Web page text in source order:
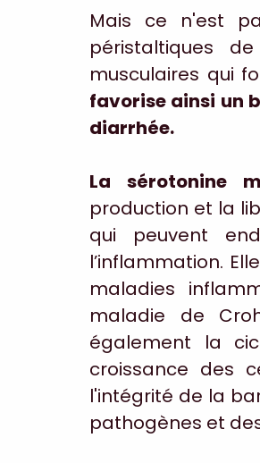
Mais ce n'est
péristaltiques
musculaires qui
favorise ainsi un
diarrhée.
La sérotonine
production et la
qui peuvent
l’inflammation.
maladies
maladie de
également la
croissance des
l'intégrité de la
pathogènes et